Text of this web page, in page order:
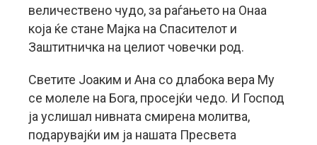
величествено чудо, за раѓањето на Онаа
која ќе стане Мајка на Спасителот и
Заштитничка на целиот човечки род.
Светите Јоаким и Ана со длабока вера Му
се молеле на Бога, просејќи чедо. И Господ
ја услишал нивната смирена молитва,
подарувајќи им ја нашата Пресвета